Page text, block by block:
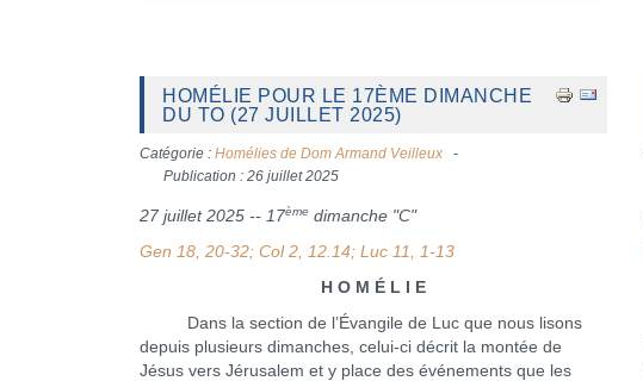
HOMÉLIE POUR LE 17ÈME DIMANCHE
DU TO (27 JUILLET 2025)
Catégorie : Homélies de Dom Armand Veilleux
Publication : 26 juillet 2025
27 juillet 2025 -- 17ème dimanche "C"
Gen 18, 20-32; Col 2, 12.14; Luc 11, 1-13
H O M É L I E
Dans la section de l’Évangile de Luc que nous lisons
depuis plusieurs dimanches, celui-ci décrit la montée de
Jésus vers Jérusalem et y place des événements que les